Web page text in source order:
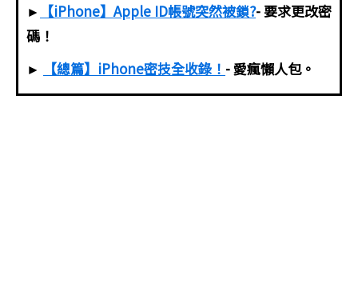
► 【iPhone】Apple ID帳號突然被鎖?- 要求更改密
碼！
►
【總篇】iPhone密技全收錄！ - 愛瘋懶人包。